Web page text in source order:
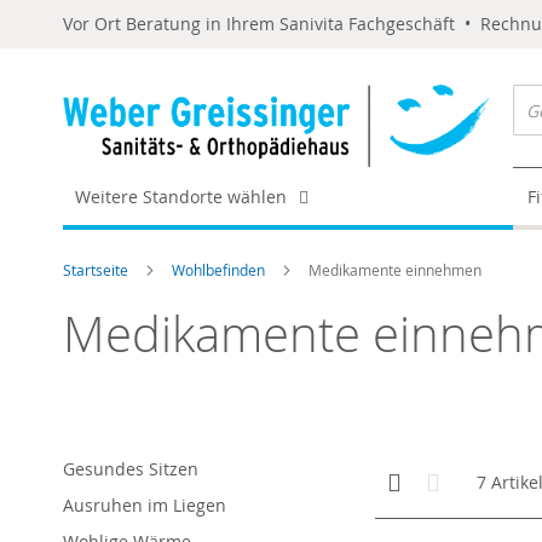
Vor Ort Beratung in Ihrem Sanivita Fachgeschäft •
Weitere Standorte wählen
Startseite Wohlbefinden Medikamente einnehmen
Medikamente
Anzeigen
als
Kachelansicht
Liste7
Gesundes Sitzen
Ausruhen im Liegen